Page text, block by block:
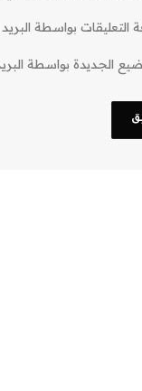
التعليقات بواسطة البريد
الجديدة بواسطة